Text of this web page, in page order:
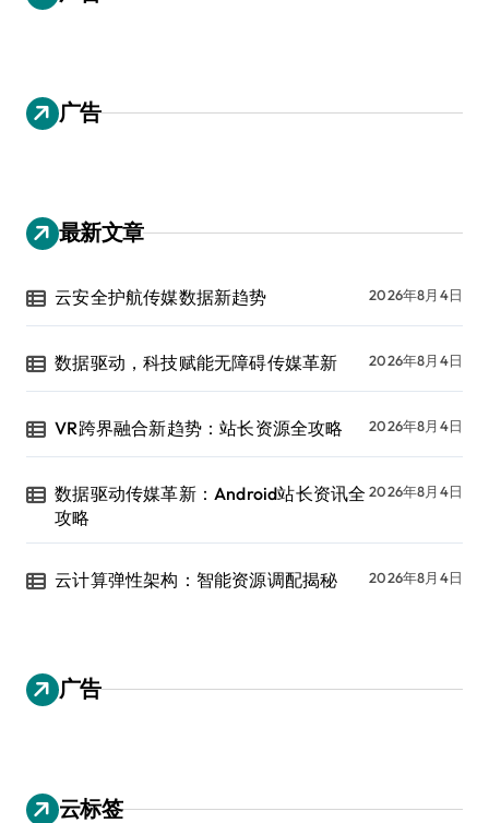
广告
最新文章
云安全护航传媒数据新趋势 2026年8月4日
数据驱动，科技赋能无障碍传媒革新 2026年8月4日
VR跨界融合新趋势：站长资源全攻略 2026年8月4日
数据驱动传媒革新：Android站长资讯全
攻略
2026年8月4日
云计算弹性架构：智能资源调配揭秘 2026年8月4日
广告
云标签